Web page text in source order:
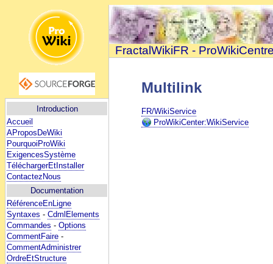
Introduction
Accueil
AProposDeWiki
PourquoiProWiki
ExigencesSystème
TéléchargerEtInstaller
ContactezNous
Documentation
RéférenceEnLigne
Syntaxes - CdmlElements
Commandes - Options
CommentFaire -
CommentAdministrer
OrdreEtStructure
FractalWikiFR -
Multilink
FR/WikiService
ProWikiCenter:WikiService